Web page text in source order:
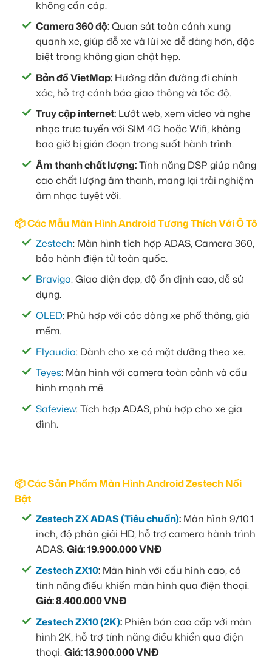
không cần cáp.
Camera 360 độ:Quan sát toàn cảnh xung
quanh xe, giúp đỗ xe và lùi xe dễ dàng hơn, đặc
biệt trong không gian chật hẹp.
Bản đồ VietMap: Hướng dẫn đường đi chính
xác, hỗ trợ cảnh báo giao thông và tốc độ.
Truy cập internet: Lướt web, xem video và nghe
nhạc trực tuyến với SIM 4G hoặc Wifi, không
bao giờ bị gián đoạn trong suốt hành trình.
Âm thanh chất lượng:Tính năng DSP giúp nâng
cao chất lượng âm thanh, mang lại trải nghiệm
âm nhạc tuyệt vời.
📦 Các Mẫu Màn Hình Android Tương Thích Với Ô Tô
Zestech: Màn hình tích hợp ADAS, Camera 360,
bảo hành điện tử toàn quốc.
Bravigo: Giao diện đẹp, độ ổn định cao, dễ sử
dụng.
OLED: Phù hợp với các dòng xe phổ thông, giá
mềm.
Flyaudio: Dành cho xe có mặt dưỡng theo xe.
Teyes: Màn hình với camera toàn cảnh và cấu
hình mạnh mẽ.
Safeview: Tích hợp ADAS, phù hợp cho xe gia
đình.
📦 Các Sản Phẩm Màn Hình Android Zestech Nổi
Bật
Zestech ZX ADAS (Tiêu chuẩn): Màn hình 9/10.1
inch, độ phân giải HD, hỗ trợ camera hành trình
ADAS.Giá: 19.900.000 VNĐ
Zestech ZX10: Màn hình với cấu hình cao, có
tính năng điều khiển màn hình qua điện thoại.
Giá: 8.400.000 VNĐ
Zestech ZX10 (2K): Phiên bản cao cấp với màn
hình 2K, hỗ trợ tính năng điều khiển qua điện
thoại.Giá: 13.900.000 VNĐ